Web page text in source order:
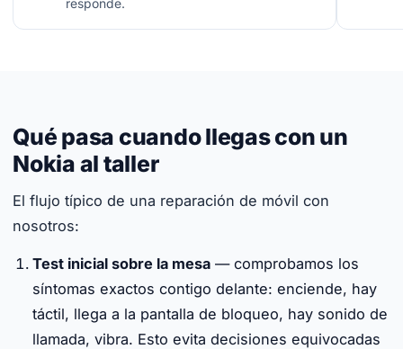
responde.
Qué pasa cuando llegas con un
Nokia al taller
El flujo típico de una reparación de móvil con
nosotros:
Test inicial sobre la mesa — comprobamos los
síntomas exactos contigo delante: enciende, hay
táctil, llega a la pantalla de bloqueo, hay sonido de
llamada, vibra. Esto evita decisiones equivocadas